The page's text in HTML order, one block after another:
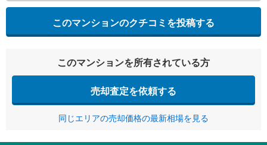
このマンションのクチコミを投稿する
このマンションを所有されている方
売却査定を依頼する
同じエリアの売却価格の最新相場を見る